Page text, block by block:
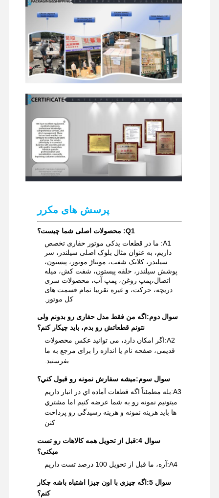
پرسش های مکرر
Q1: محصولات اصلی شما چیست؟
A1: ما در قطعات یدکی موتور حفاری تخصص
داریم، به عنوان مثال بلوک اصلی سیلندر، سر
سیلندر، کلانک شفت، مونتاژ موتور، پیستون،
پوشش سیلندر، حلقه پیستون، شفت کش، میله
اتصال،پمپ روغن، پمپ آب، محصولات سری
دریچه، حرکت، و غیره تقریبا تمام قسمت های
کل موتور.
سوال دوم: اگه من فقط مدل حفاری رو بدونم ولی
نتونم قطعاتش رو بدم، باید چیکار کنم؟
A2: اگر امکان دارد، می توانید عکس محصولات
قدیمی، صفحه نام یا اندازه را برای مرجع به ما
بفرستید.
سوال سوم:ميشه سفارش نمونه رو قبول کني؟
A3: بله مطمئناً اگه قطعات آماده اي در انبار داريم
ميتونيم نمونه رو به شما عرضه کنيم اما مشتري
ها بايد هزینه نمونه و هزینه رسيدگي رو پرداخت
کنن
سوال 4:
قبل از تحویل همه کالاهات رو تست
میکنی؟
A4: آره، ما قبل از تحویل 100 درصد تست داريم
سوال 5:
اگه چيزي با اون چيزا اشتباه باشه چکار
کنم؟